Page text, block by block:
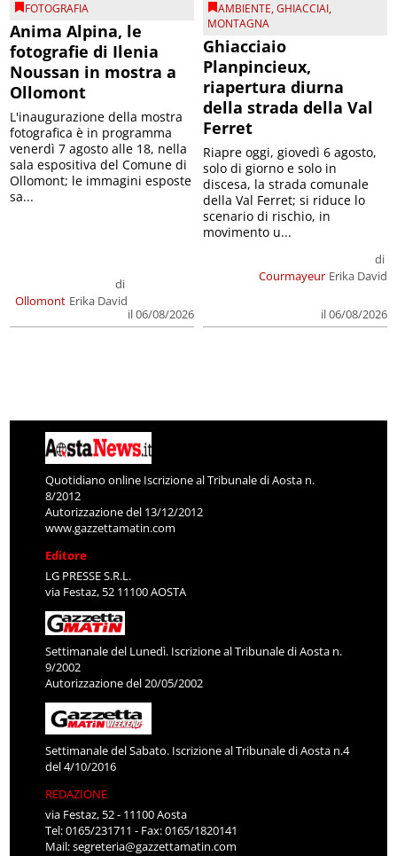
FOTOGRAFIA
Anima Alpina, le
fotografie di Ilenia
Noussan in mostra a
Ollomont
Ollomont
di
Erika David
il 06/08/2026
L'inaugurazione della mostra
fotografica è in programma
venerdì 7 agosto alle 18, nella
sala espositiva del Comune di
Ollomont; le immagini esposte
sa...
AMBIENTE,GHIACCIAI,
MONTAGNA
Ghiacciaio
Planpincieux,
riapertura diurna
della strada della Val
Ferret
Courmayeur
di
Erika David
il 06/08/2026
Riapre oggi, giovedì 6 agosto,
solo di giorno e solo in
discesa, la strada comunale
della Val Ferret; si riduce lo
scenario di rischio, in
movimento u...
Quotidiano online Iscrizione al Tribunale di Aosta n.
8/2012
Autorizzazione del 13/12/2012
www.gazzettamatin.com
Editore
LG PRESSE S.R.L.
via Festaz, 52 11100 AOSTA
Settimanale del Lunedì. Iscrizione al Tribunale di Aosta n.
9/2002
Autorizzazione del 20/05/2002
Settimanale del Sabato. Iscrizione al Tribunale di Aosta n.4
del 4/10/2016
REDAZIONE
via Festaz, 52 - 11100 Aosta
Tel: 0165/231711 - Fax: 0165/1820141
Mail:segreteria@gazzettamatin.com